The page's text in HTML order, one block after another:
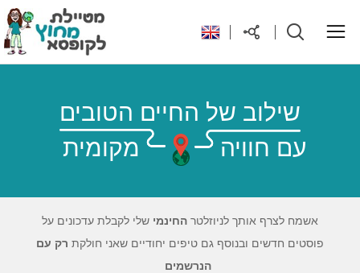
יעדים בעולם
טיפים והנחות לטיול
שילוב של החיים הטובים
עם חוויה
מקומית
אשמח לצרף אותך לניוזלטר החינמי שלי לקבלת עדכונים על
פוסטים חדשים ובנוסף גם טיפים יחודיים שאני חולקת רק עם
הנרשמים